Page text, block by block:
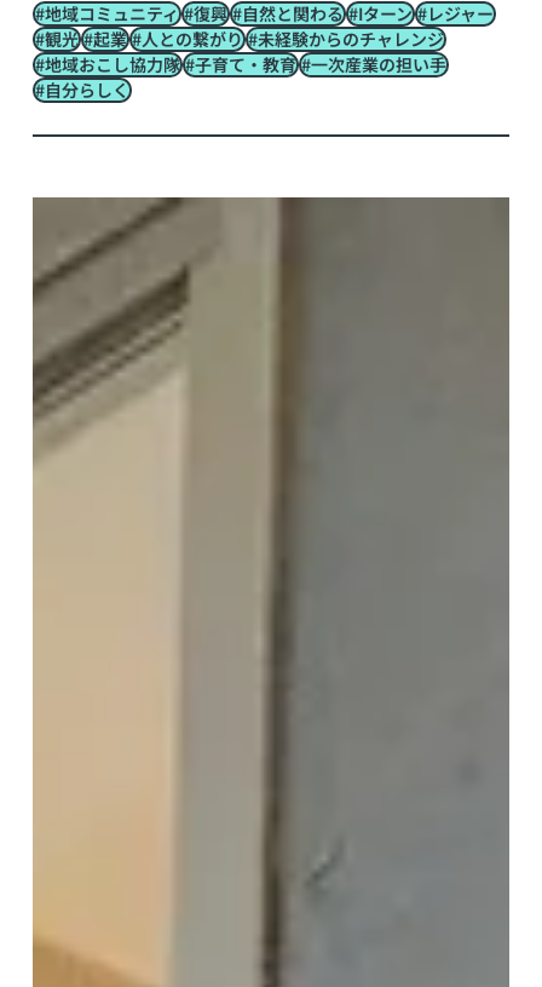
#地域コミュニティ #復興 #自然と関わる #Iターン #レジャー
#観光 #起業 #人との繋がり #未経験からのチャレンジ
#地域おこし協力隊 #子育て・教育 #一次産業の担い手
#自分らしく